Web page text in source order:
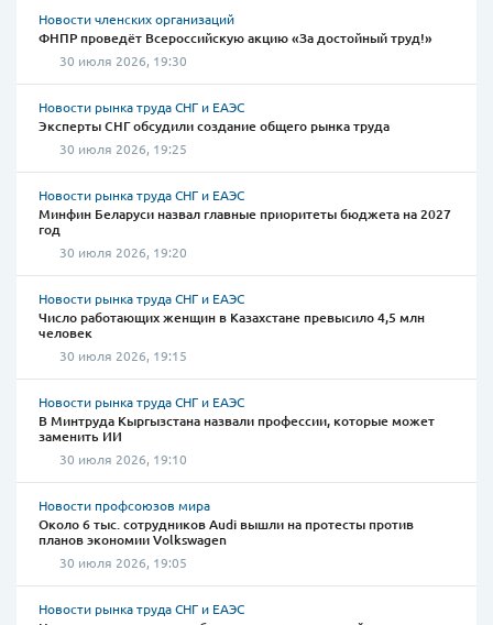
Новости членских организаций
ФНПР проведёт Всероссийскую акцию «За достойный труд!»
30 июля 2026, 19:30
Новости рынка труда СНГ и ЕАЭС
Эксперты СНГ обсудили создание общего рынка труда
30 июля 2026, 19:25
Новости рынка труда СНГ и ЕАЭС
Минфин Беларуси назвал главные приоритеты бюджета на 2027
год
30 июля 2026, 19:20
Новости рынка труда СНГ и ЕАЭС
Число работающих женщин в Казахстане превысило 4,5 млн
человек
30 июля 2026, 19:15
Новости рынка труда СНГ и ЕАЭС
В Минтруда Кыргызстана назвали профессии, которые может
заменить ИИ
30 июля 2026, 19:10
Новости профсоюзов мира
Около 6 тыс. сотрудников Audi вышли на протесты против
планов экономии Volkswagen
30 июля 2026, 19:05
Новости рынка труда СНГ и ЕАЭС